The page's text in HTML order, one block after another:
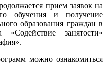
прием заявок на
обучения и получение
образования граждан в
«Содействие занятости»
можно ознакомиться